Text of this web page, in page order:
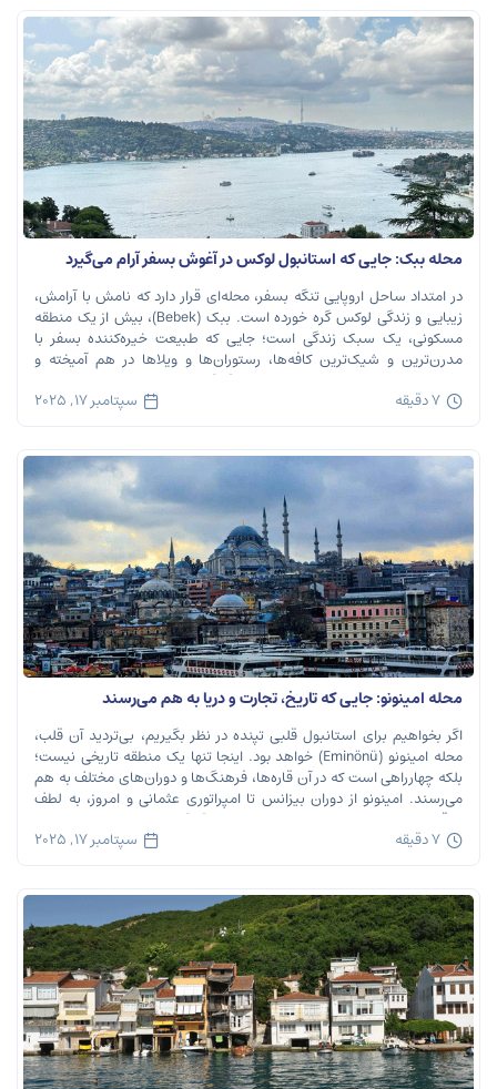
محله ببک: جایی که استانبول لوکس در آغوش بسفر آرام می‌گیرد
در امتداد ساحل اروپایی تنگه بسفر، محله‌ای قرار دارد که نامش با آرامش،
زیبایی و زندگی لوکس گره خورده است. ببک (Bebek)، بیش از یک منطقه
مسکونی، یک سبک زندگی است؛ جایی که طبیعت خیره‌کننده بسفر با
مدرن‌ترین و شیک‌ترین کافه‌ها، رستوران‌ها و ویلاها در هم آمیخته و
تصویری بی‌نظیر از استانبول معاصر را به […]
7 دقیقه سپتامبر 17, 2025
محله امینونو: جایی که تاریخ، تجارت و دریا به هم می‌رسند
اگر بخواهیم برای استانبول قلبی تپنده در نظر بگیریم، بی‌تردید آن قلب،
محله امینونو (Eminönü) خواهد بود. اینجا تنها یک منطقه تاریخی نیست؛
بلکه چهارراهی است که در آن قاره‌ها، فرهنگ‌ها و دوران‌های مختلف به هم
می‌رسند. امینونو از دوران بیزانس تا امپراتوری عثمانی و امروز، به لطف
موقعیت استراتژیک خود در دهانه خلیج شاخ […]
7 دقیقه سپتامبر 17, 2025